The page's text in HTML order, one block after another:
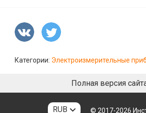
Категории: Электроизмерительные
Полная версия
RUB © 2017-2026